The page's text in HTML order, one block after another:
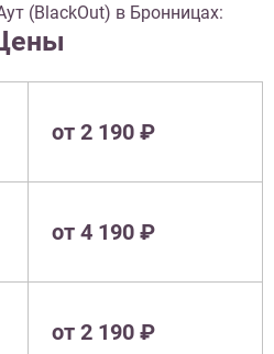
(BlackOut) в Бронницах:
от 2 190 ₽
от 4 190 ₽
от 2 190 ₽